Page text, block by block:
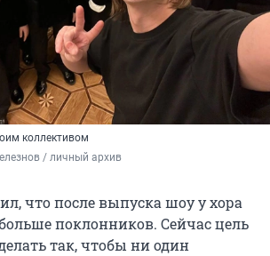
коллективом
/ личный архив
что после выпуска шоу у хора
поклонников. Сейчас цель
так, чтобы ни один